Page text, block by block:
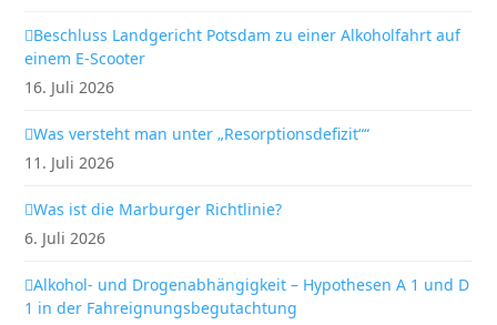
Beschluss Landgericht Potsdam zu einer Alkoholfahrt auf
einem E-Scooter
16. Juli 2026
Was versteht man unter „Resorptionsdefizit““
11. Juli 2026
Was ist die Marburger Richtlinie?
6. Juli 2026
Alkohol- und Drogenabhängigkeit – Hypothesen A 1 und D
1 in der Fahreignungsbegutachtung